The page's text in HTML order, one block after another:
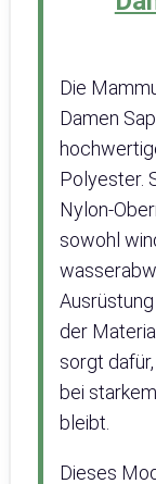
Die
Damen
Polyester.
Nylon-
sowohl
der
sorgt
bei
bleibt.
Dieses